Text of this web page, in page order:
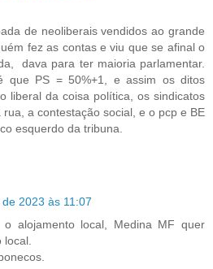
de neoliberais vendidos ao grande
fez as contas e viu que se afinal o
dava para ter maioria parlamentar.
que PS = 50%+1, e assim os ditos
liberal da coisa política, os sindicatos
a contestação social, e o pcp e BE
esquerdo da tribuna.
2023 às 11:07
o alojamento local, Medina MF quer
local.